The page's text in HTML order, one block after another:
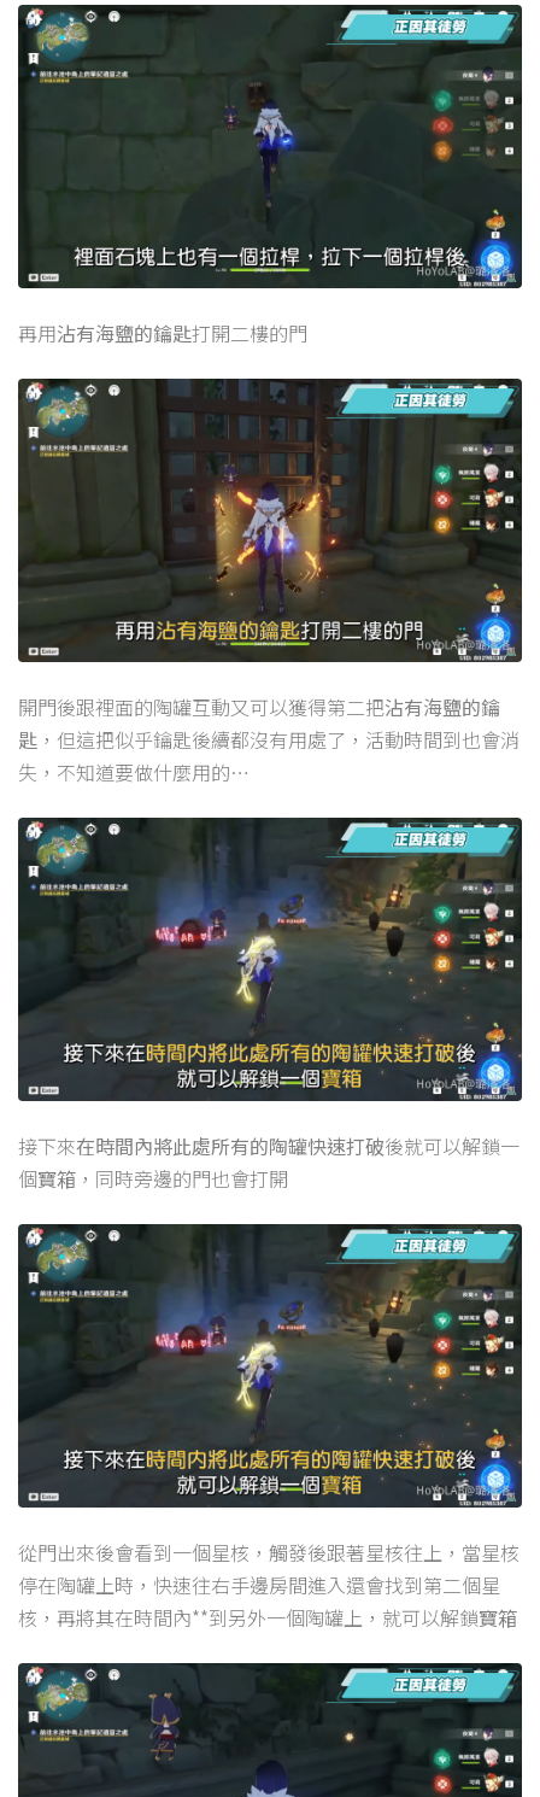
再用沾有海鹽的鑰匙打開二樓的門
開門後跟裡面的陶罐互動又可以獲得第二把沾有海鹽的鑰
匙 ，但這把似乎鑰匙後續都沒有用處了，活動時間到也會消
失，不知道要做什麼用的…
接下來在時間內將此處所有的陶罐快速打破後就可以解鎖一
個寶箱 ，同時旁邊的門也會打開
從門出來後會看到一個星核，觸發後跟著星核往上，當星核
停在陶罐上時，快速往右手邊房間進入還會找到第二個星
核，再將其在時間內**到另外一個陶罐上，就可以解鎖寶箱